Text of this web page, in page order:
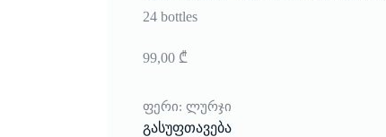
24 bottles
99,00 ₾
ფერი: ლურჯი
გასუფთავება